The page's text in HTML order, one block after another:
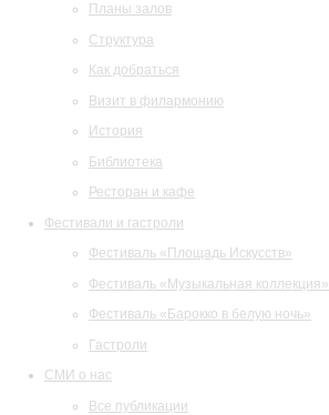
Планы залов
Структура
Как добраться
Визит в филармонию
История
Библиотека
Ресторан и кафе
Фестивали и гастроли
Фестиваль «Площадь Искусств»
Фестиваль «Музыкальная коллекция»
Фестиваль «Барокко в белую ночь»
Гастроли
СМИ о нас
Все публикации